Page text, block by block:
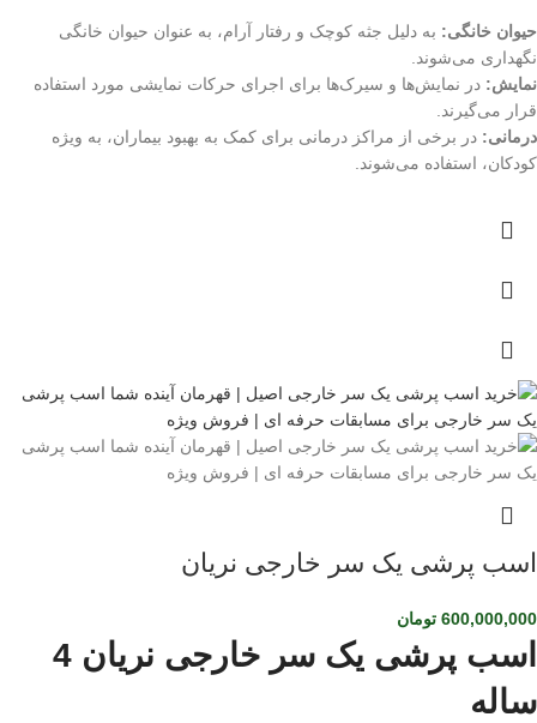
حیوان خانگی: به دلیل جثه کوچک و رفتار آرام، به عنوان حیوان خانگی
نگهداری می‌شوند.
نمایش: در نمایش‌ها و سیرک‌ها برای اجرای حرکات نمایشی مورد استفاده
قرار می‌گیرند.
درمانی: در برخی از مراکز درمانی برای کمک به بهبود بیماران، به ویژه
کودکان، استفاده می‌شوند.
اسب پرشی یک سر خارجی نریان
600,000,000 تومان
اسب پرشی یک سر خارجی نریان 4
ساله